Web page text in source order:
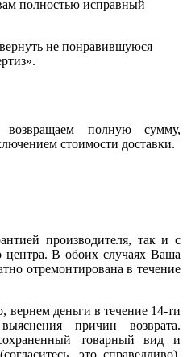
полностью исправный
не понравившуюся
полную сумму,
стоимости доставки.
производителя, так и с
центра. В обоих случаях Ваша
отремонтирована в течение
вернем деньги в течение 14-ти
причин возврата.
товарный вид и
это справедливо).